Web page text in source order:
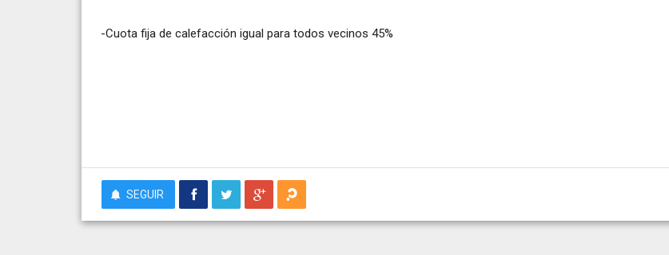
-Cuota fija de calefacción igual para todos vecinos 45%
SEGUIR